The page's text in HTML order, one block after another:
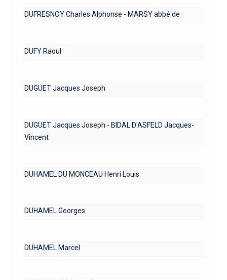
DUFRESNOY Charles Alphonse - MARSY abbé de
DUFY Raoul
DUGUET Jacques Joseph
DUGUET Jacques Joseph - BIDAL D'ASFELD Jacques-
Vincent
DUHAMEL DU MONCEAU Henri Louis
DUHAMEL Georges
DUHAMEL Marcel